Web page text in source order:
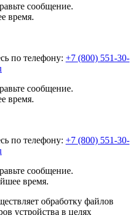
сообщение.
время.
по телефону: +7 (800) 551-30-
сообщение.
время.
по телефону: +7 (800) 551-30-
сообщение.
время.
обработку файлов
устройства в целях